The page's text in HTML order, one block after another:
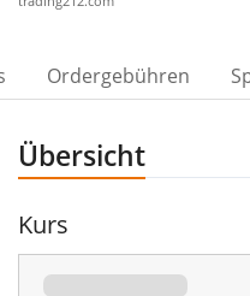
Ordergebühren
Übersicht
Kurs